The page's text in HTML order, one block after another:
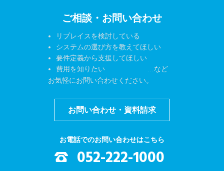
ご相談・お問い合わせ
リプレイスを検討している
システムの選び方を教えてほしい
要件定義から支援してほしい
費用を知りたい …など
お気軽にお問い合わせください。
お問い合わせ・資料請求
お電話でのお問い合わせはこちら
052-222-1000